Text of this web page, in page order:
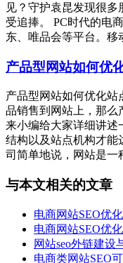
见？守护袁昆发现很
受追捧。 PC时代的电
东、唯品会等平台。移
产品型网站如何优
产品型网站如何优化
品销售到网站上，那么
来小编给大家详细讲述
结构以及站点机构才能
司简单地说，网站是一
与本文相关的文章
电商网站SEO优
电商网站SEO优
网站seo外链建设
电商类网站SEO